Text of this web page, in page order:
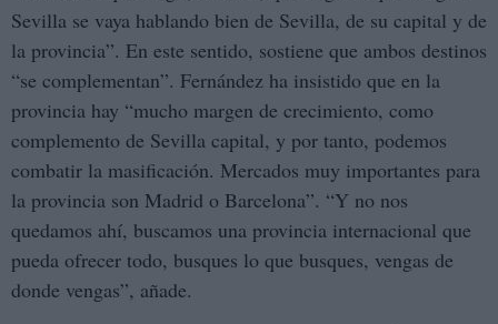
Sevilla se vaya hablando bien de Sevilla, de su capital y de
la provincia”. En este sentido, sostiene que ambos destinos
“se complementan”. Fernández ha insistido que en la
provincia hay “mucho margen de crecimiento, como
complemento de Sevilla capital, y por tanto, podemos
combatir la masificación. Mercados muy importantes para
la provincia son Madrid o Barcelona”. “Y no nos
quedamos ahí, buscamos una provincia internacional que
pueda ofrecer todo, busques lo que busques, vengas de
donde vengas”, añade.